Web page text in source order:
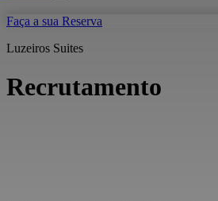
Faça a sua Reserva
Luzeiros Suites
Recrutamento